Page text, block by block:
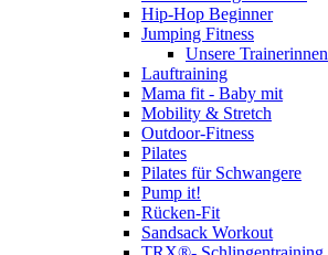
Hip-Hop Beginner
Jumping Fitness
Unsere Trainerinnen
Lauftraining
Mama fit - Baby mit
Mobility & Stretch
Outdoor-Fitness
Pilates
Pilates für Schwangere
Pump it!
Rücken-Fit
Sandsack Workout